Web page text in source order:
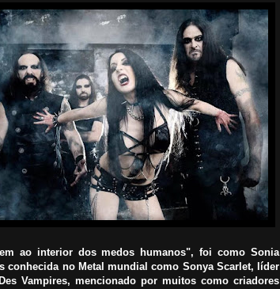
ao interior dos medos humanos", foi como Sonia
conhecida no Metal mundial como Sonya Scarlet, líder
Vampires, mencionado por muitos como criadores